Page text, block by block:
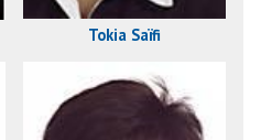
Tokia Saïfi